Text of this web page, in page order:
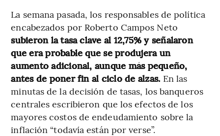
La semana pasada, los responsables de política
encabezados por Roberto Campos Neto
subieron la tasa clave al 12,75% y señalaron
que era probable que se produjera un
aumento adicional, aunque más pequeño,
antes de poner fin al ciclo de alzas. En las
minutas de la decisión de tasas, los banqueros
centrales escribieron que los efectos de los
mayores costos de endeudamiento sobre la
inflación “todavía están por verse”.